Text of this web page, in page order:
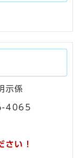
示係
4065
さい！